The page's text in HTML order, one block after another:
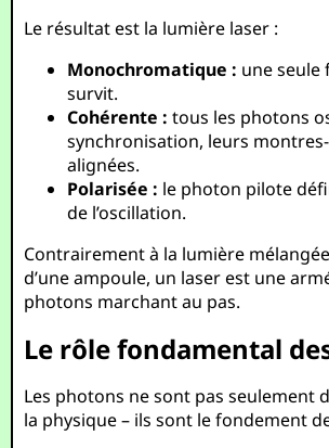
Le résultat est la lumière laser :
Monochromatique : une seule
survit.
Cohérente : tous les photons
synchronisation, leurs
alignées.
Polarisée : le photon pilote
de l’oscillation.
Contrairement à la lumière
d’une ampoule, un laser est une
photons marchant au pas.
Le rôle fondamental
Les photons ne sont pas seulement
la physique – ils sont le fondement